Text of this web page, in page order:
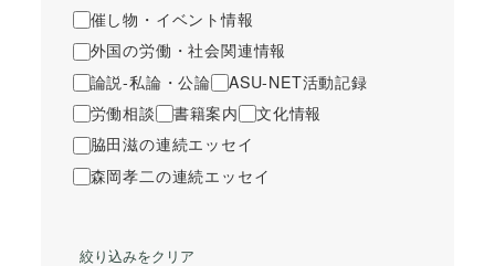
催し物・イベント情報
外国の労働・社会関連情報
論説-私論・公論
ASU-NET活動記録
労働相談
書籍案内
文化情報
脇田滋の連続エッセイ
森岡孝二の連続エッセイ
絞り込みをクリア